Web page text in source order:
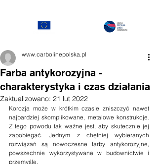
Farba antykorozyjna -
charakterystyka i czas działania
www.carbolinepolska.pl
Zaktualizowano: 21 lut 2022
Korozja może w krótkim czasie zniszczyć nawet
najbardziej skomplikowane, metalowe konstrukcje.
Z tego powodu tak ważne jest, aby skutecznie jej
zapobiegać. Jednym z chętniej wybieranych
rozwiązań są nowoczesne farby antykorozyjne,
powszechnie wykorzystywane w budownictwie i
przemyśle.